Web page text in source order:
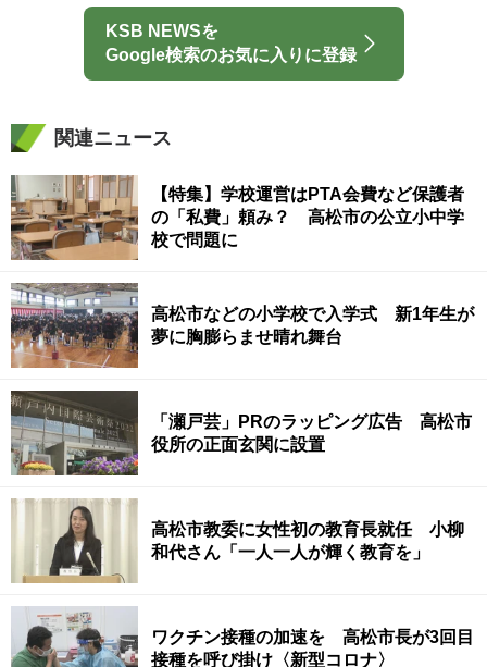
KSB NEWSを
Google検索のお気に入りに登録
関連ニュース
【特集】学校運営はPTA会費など保護者
の「私費」頼み？ 高松市の公立小中学
校で問題に
高松市などの小学校で入学式 新1年生が
夢に胸膨らませ晴れ舞台
「瀬戸芸」PRのラッピング広告 高松市
役所の正面玄関に設置
高松市教委に女性初の教育長就任 小柳
和代さん「一人一人が輝く教育を」
ワクチン接種の加速を 高松市長が3回目
接種を呼び掛け〈新型コロナ〉